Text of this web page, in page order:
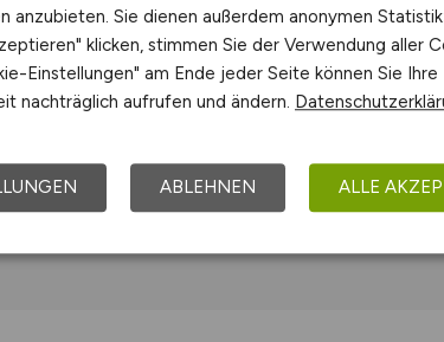
bei ETS DIDACTIC GMBH
anzubieten. Sie dienen außerdem anonymen
klicken, stimmen Sie der Verwendung aller
Einstellungen" am Ende jeder Seite können Sie Ihre
nachträglich aufrufen und ändern.
ABLEHNEN ALLE